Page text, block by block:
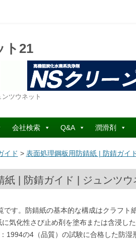
ト21
ツウネット
会社検索 Q&A 潤滑剤
イド > 表面処理鋼板用防錆紙 | 防錆ガイ
紙 | 防錆ガイド | ジュンツウ
です。防錆紙の基本的な構成はクラフ
気化性さび止め剤を塗布または含浸し
1994の4（品質）の試験に合格した防